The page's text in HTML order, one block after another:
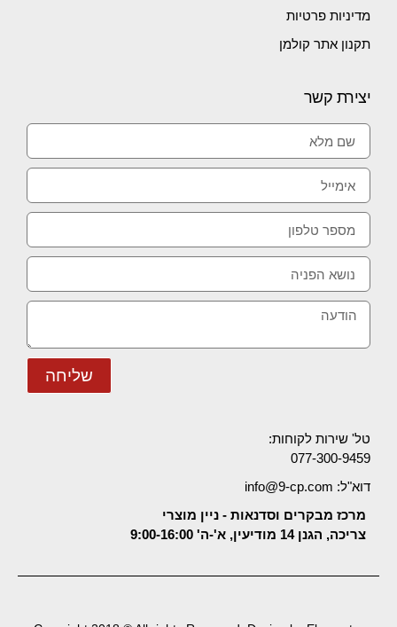
מדיניות פרטיות
תקנון אתר קולמן
יצירת קשר
שליחה
טל' שירות לקוחות:
077-300-9459
דוא"ל: info@9-cp.com
מרכז מבקרים וסדנאות - ניין מוצרי
צריכה, הגנן 14 מודיעין, א'-ה' 9:00-16:00